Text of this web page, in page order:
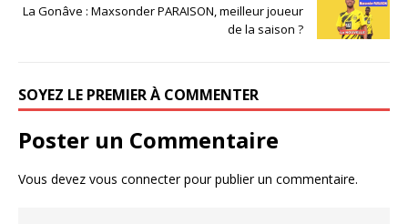
La Gonâve : Maxsonder PARAISON, meilleur joueur
de la saison ?
SOYEZ LE PREMIER À COMMENTER
Poster un Commentaire
Vous devez vous connecterpour publier un commentaire.